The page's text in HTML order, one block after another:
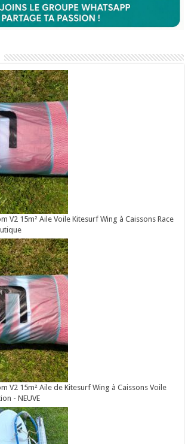
V2 15m² Aile Voile Kitesurf Wing à Caissons Race
V2 15m² Aile de Kitesurf Wing à Caissons Voile
- NEUVE